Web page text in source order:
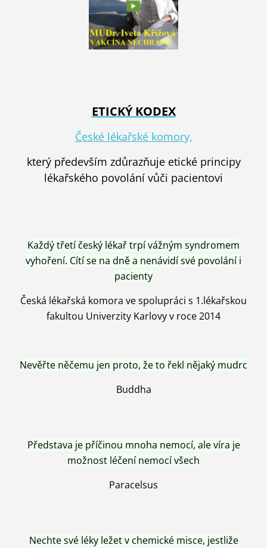
ETICKÝ KODEX
České lékařské komory,
který především zdůrazňuje etické principy
lékařského povolání vůči pacientovi
Každý třetí český lékař trpí vážným syndromem
vyhoření. Cítí se na dně a nenávidí své povolání i
pacienty
Česká lékařská komora ve spolupráci s 1.lékařskou
fakultou Univerzity Karlovy v roce 2014
Nevěřte něčemu jen proto, že to řekl nějaký mudrc
Buddha
Představa je příčinou mnoha nemocí, ale víra je
možnost léčení nemocí všech
Paracelsus
Nechte své léky ležet v chemické misce, jestliže